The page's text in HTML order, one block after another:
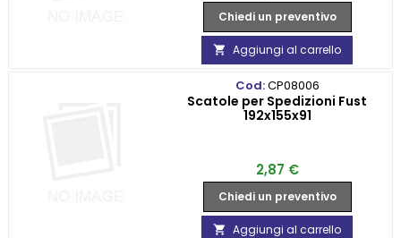
Chiedi un preventivo
 Aggiungi al carrello
Cod:CP08006
Scatole per Spedizioni Fust
192x155x91
Prezzo
2,87 €
Chiedi un preventivo
 Aggiungi al carrello